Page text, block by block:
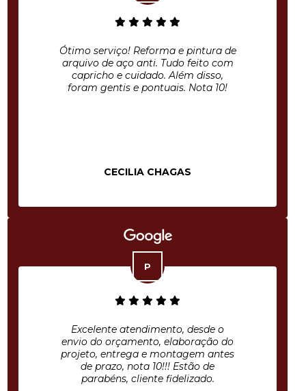
Ótimo serviço! Reforma e pintura de
arquivo de aço anti. Tudo feito com
capricho e cuidado. Além disso,
foram gentis e pontuais. Nota 10!
CECILIA CHAGAS
Excelente atendimento, desde o
envio do orçamento, elaboração do
projeto, entrega e montagem antes
de prazo, nota 10!!! Estão de
parabéns, cliente fidelizado.